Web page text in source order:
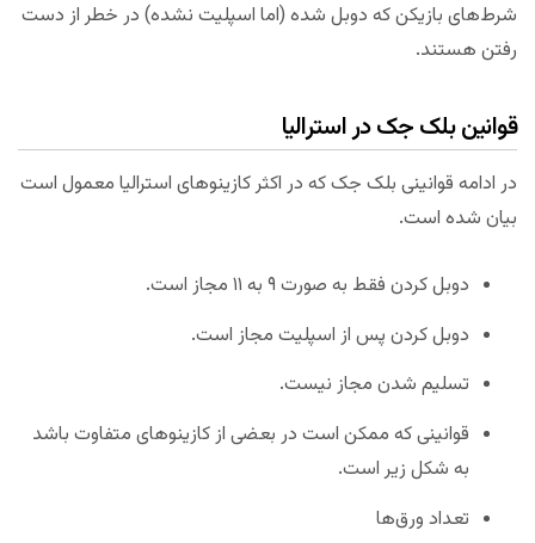
شرط‌های بازیکن که دوبل شده (اما اسپلیت نشده) در خطر از دست
رفتن هستند.
قوانین بلک جک در استرالیا
در ادامه قوانینی بلک جک که در اکثر کازینو‌های استرالیا معمول است
بیان شده است.
دوبل کردن فقط به صورت ۹ به ۱۱ مجاز است.
دوبل کردن پس از اسپلیت مجاز است.
تسلیم شدن مجاز نیست.
قوانینی که ممکن است در بعضی از کازینو‌‌های متفاوت باشد
به شکل زیر است.
تعداد ورق‌ها